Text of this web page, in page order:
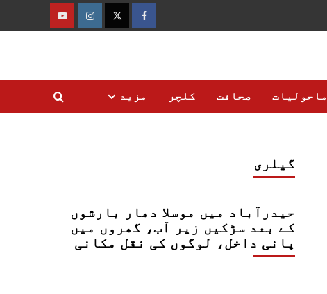
فیس
ٹوئٹرانسٹاگرام
یوٹیوب
ماحولیات صحافت کلچر مزید
گیلری
حیدرآباد میں موسلا دھار بارشوں
کے بعد سڑکیں زیر آب، گھروں میں
پانی داخل، لوگوں کی نقل مکانی